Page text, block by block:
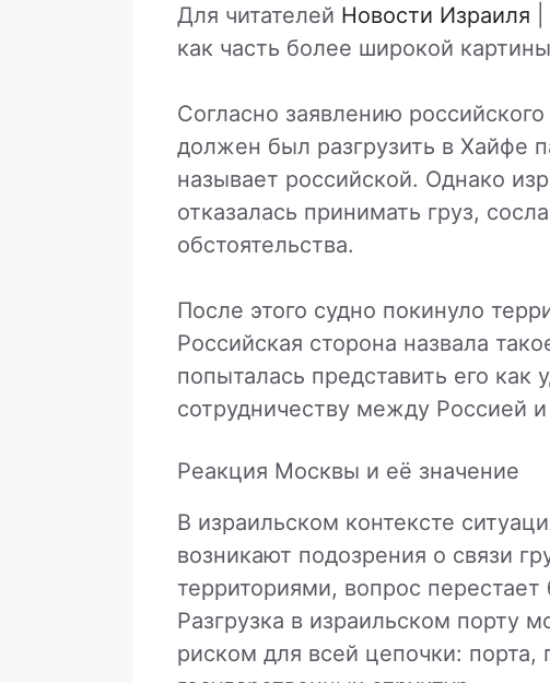
Для читателей Новости Израиля
как часть более широкой
Согласно заявлению
должен был разгрузить в Хайфе
называет российской. Однако
отказалась принимать груз,
обстоятельства.
После этого судно покинуло
Российская сторона назвала
попыталась представить его как
сотрудничеству между Россией
Реакция Москвы и её значение
В израильском контексте
возникают подозрения о связи
территориями, вопрос
Разгрузка в израильском порту
риском для всей цепочки: порта,